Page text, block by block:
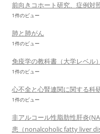
前向きコホート研究、症例対
1件のビュー
肺と肺がん
1件のビュー
免疫学の教科書（大学レベル）
1件のビュー
心不全と心腎連関に関する科
1件のビュー
非アルコール性脂肪性肝炎
患（nonalcoholic fatty liver